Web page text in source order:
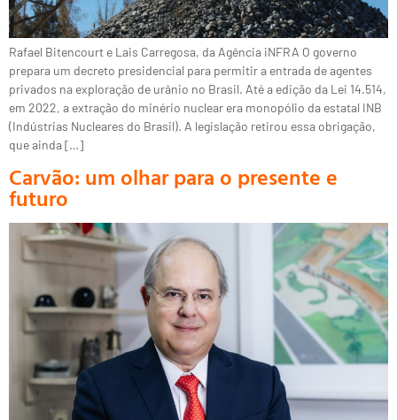
Rafael Bitencourt e Lais Carregosa, da Agência iNFRA O governo
prepara um decreto presidencial para permitir a entrada de agentes
privados na exploração de urânio no Brasil. Até a edição da Lei 14.514,
em 2022, a extração do minério nuclear era monopólio da estatal INB
(Indústrias Nucleares do Brasil). A legislação retirou essa obrigação,
que ainda […]
Carvão: um olhar para o presente e
futuro